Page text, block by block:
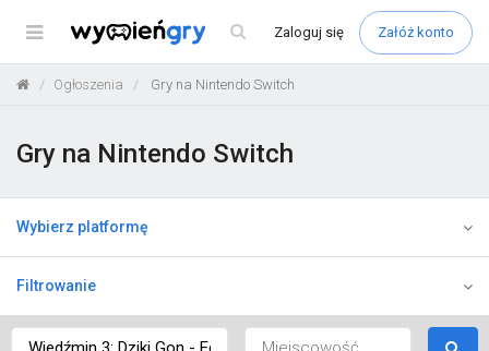
Menu Zaloguj się Załóż konto
Ogłoszenia Gry na Nintendo Switch
Gry na Nintendo Switch
Wybierz platformę
Filtrowanie